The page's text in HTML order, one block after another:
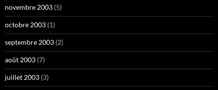
novembre 2003 (5)
octobre 2003 (1)
septembre 2003 (2)
août 2003 (7)
juillet 2003 (3)